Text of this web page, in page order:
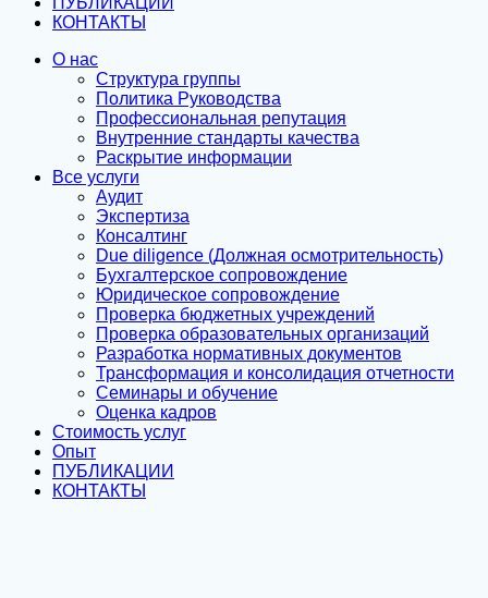
КОНТАКТЫ
О нас
Структура группы
Политика Руководства
Профессиональная репутация
Внутренние стандарты качества
Раскрытие информации
Все услуги
Аудит
Экспертиза
Консалтинг
Due diligence (Должная осмотрительность)
Бухгалтерское сопровождение
Юридическое сопровождение
Проверка бюджетных учреждений
Проверка образовательных организаций
Разработка нормативных документов
Трансформация и консолидация отчетности
Семинары и обучение
Оценка кадров
Стоимость услуг
Опыт
ПУБЛИКАЦИИ
КОНТАКТЫ